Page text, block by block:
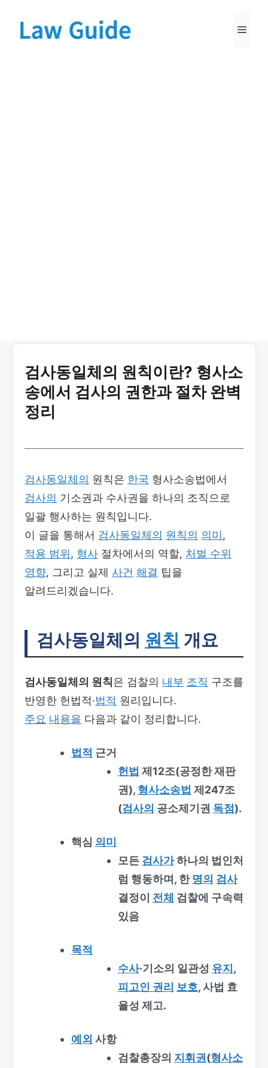
검사동일체의 원칙이란? 형사소
송에서 검사의 권한과 절차 완벽
정리
검사동일체의 원칙은 한국 형사소송법에서
검사의 기소권과 수사권을 하나의 조직으로
일괄 행사하는 원칙입니다.
이 글을 통해서 검사동일체의 원칙의 의미 ,
적용 범위 , 형사 절차에서의 역할, 처벌 수위
영향, 그리고 실제 사건 해결 팁을
알려드리겠습니다.
검사동일체의 원칙 개요
검사동일체의 원칙은 검찰의 내부 조직 구조를
반영한 헌법적·법적 원리입니다.
주요 내용을 다음과 같이 정리합니다.
법적 근거
헌법 제12조(공정한 재판
권), 형사소송법 제247조
(검사의 공소제기권 독점).
핵심 의미
모든 검사가하나의 법인처
럼 행동하며, 한 명의 검사
결정이 전체 검찰에 구속력
있음
목적
수사·기소의 일관성 유지 ,
피고인 권리 보호, 사법 효
율성 제고.
예외 사항
검찰총장의 지휘권 (형사소